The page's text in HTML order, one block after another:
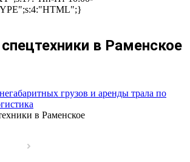
в Раменское
грузов и аренды трала по
в Раменское